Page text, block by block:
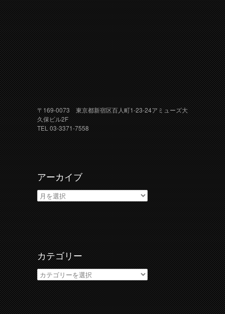
〒169-0073 東京都新宿区百人町1-23-24アミューズ大
久保ビル2F
TEL 03-3371-7558
アーカイブ
ア
ー
カ
イ
ブ
カテゴリー
カ
テ
ゴ
リ
ー